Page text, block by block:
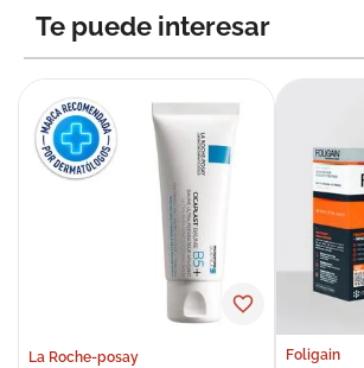
Te puede interesar
La Roche-posay Foligain